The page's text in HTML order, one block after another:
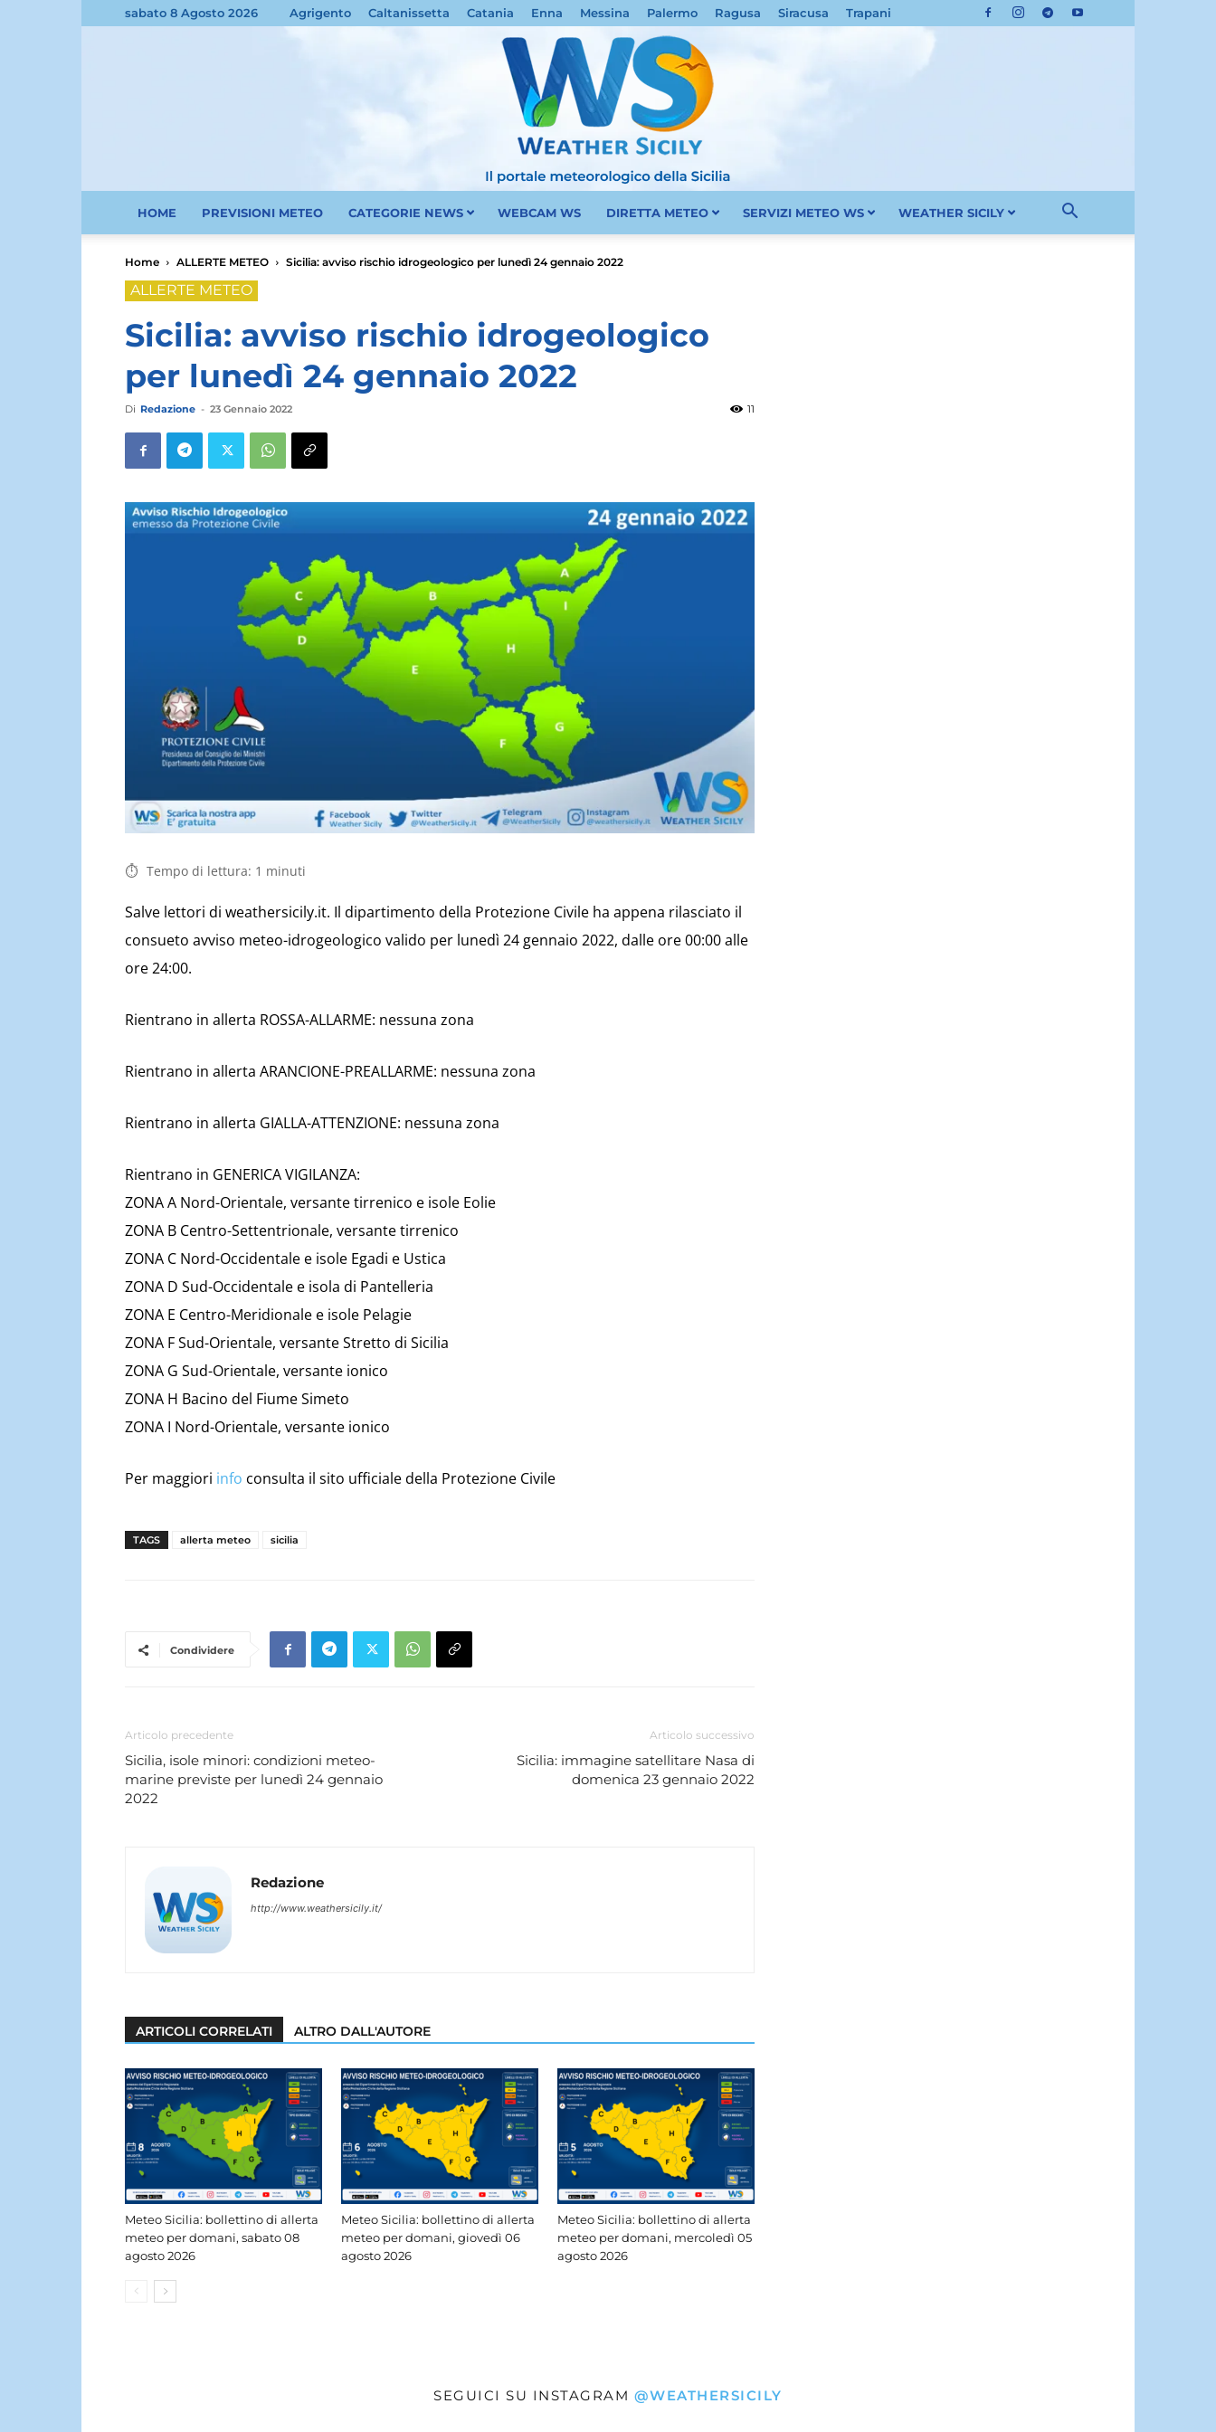
sabato 8 Agosto 2026 Agrigento Caltanissetta Catania Enna Messina Palermo Ragusa Siracusa Trapani
HOME PREVISIONI METEO CATEGORIE NEWS WEBCAM WS DIRETTA METEO SERVIZI METEO WS WEATHER SICILY
Home ALLERTE METEO Sicilia: avviso rischio idrogeologico per lunedì 24 gennaio 2022
ALLERTE METEO
Sicilia: avviso rischio idrogeologico
per lunedì 24 gennaio 2022
Di Redazione - 23 Gennaio 2022 11
Tempo di lettura: 1 minuti
Salve lettori di weathersicily.it. Il dipartimento della Protezione Civile ha appena rilasciato il
consueto avviso meteo-idrogeologico valido per lunedì 24 gennaio 2022, dalle ore 00:00 alle
ore 24:00.
Rientrano in allerta ROSSA-ALLARME: nessuna zona
Rientrano in allerta ARANCIONE-PREALLARME: nessuna zona
Rientrano in allerta GIALLA-ATTENZIONE: nessuna zona
Rientrano in GENERICA VIGILANZA:
ZONA A Nord-Orientale, versante tirrenico e isole Eolie
ZONA B Centro-Settentrionale, versante tirrenico
ZONA C Nord-Occidentale e isole Egadi e Ustica
ZONA D Sud-Occidentale e isola di Pantelleria
ZONA E Centro-Meridionale e isole Pelagie
ZONA F Sud-Orientale, versante Stretto di Sicilia
ZONA G Sud-Orientale, versante ionico
ZONA H Bacino del Fiume Simeto
ZONA I Nord-Orientale, versante ionico
Per maggiori info consulta il sito ufficiale della Protezione Civile
TAGS allerta meteo sicilia
Condividere
Articolo precedente
Sicilia, isole minori: condizioni meteo-
marine previste per lunedì 24 gennaio
2022
Articolo successivo
Sicilia: immagine satellitare Nasa di
domenica 23 gennaio 2022
Redazione
http://www.weathersicily.it/
ARTICOLI CORRELATI ALTRO DALL'AUTORE
Meteo Sicilia: bollettino di allerta
meteo per domani, sabato 08
agosto 2026
Meteo Sicilia: bollettino di allerta
meteo per domani, giovedì 06
agosto 2026
Meteo Sicilia: bollettino di allerta
meteo per domani, mercoledì 05
agosto 2026
SEGUICI SU INSTAGRAM @WEATHERSICILY